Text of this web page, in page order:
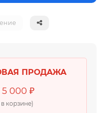
ПРОДАЖА
5 000 ₽
корзине)